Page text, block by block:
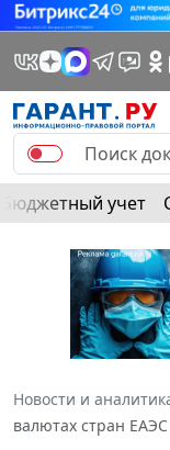
Бюджетный учет
Новости и
валютах стран